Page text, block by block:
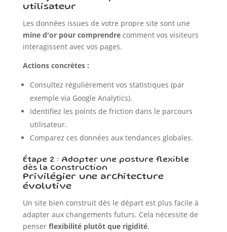
utilisateur
Les données issues de votre propre site sont une
mine d'or pour comprendrecomment vos visiteurs
interagissent avec vos pages.
Actions concrètes :
Consultez régulièrement vos statistiques (par
exemple via Google Analytics).
Identifiez les points de friction dans le parcours
utilisateur.
Comparez ces données aux tendances globales.
Étape 2 : Adopter une posture flexible
dès la construction
Privilégier une architecture
évolutive
Un site bien construit dès le départ est plus facile à
adapter aux changements futurs. Cela nécessite de
penser flexibilité plutôt que rigidité.